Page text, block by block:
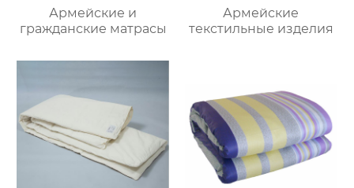
Армейские и
гражданские матрасы
Армейские
текстильные изделия